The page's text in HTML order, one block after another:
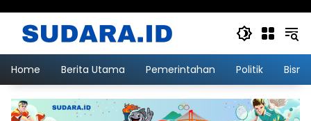
Home Berita Utama Pemerintahan Politik